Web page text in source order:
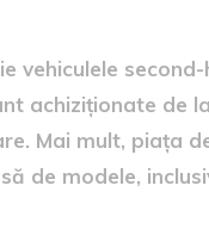
vehiculele
achiziționate de
Mai mult, piața
de modele,